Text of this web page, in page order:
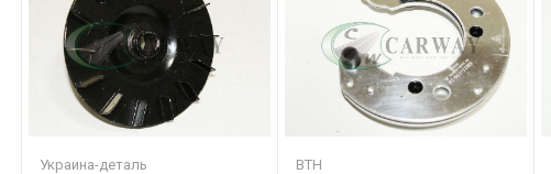
Украина-деталь
ВТН